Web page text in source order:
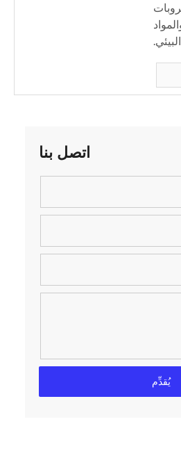
اتصل بنا
يُقدِّم